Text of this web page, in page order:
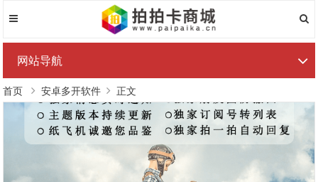
网站导航
首页 安卓多开软件 正文